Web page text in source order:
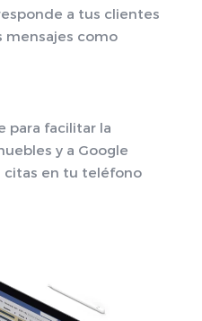
a tus clientes
mensajes como
para facilitar la
y a Google
citas en tu teléfono